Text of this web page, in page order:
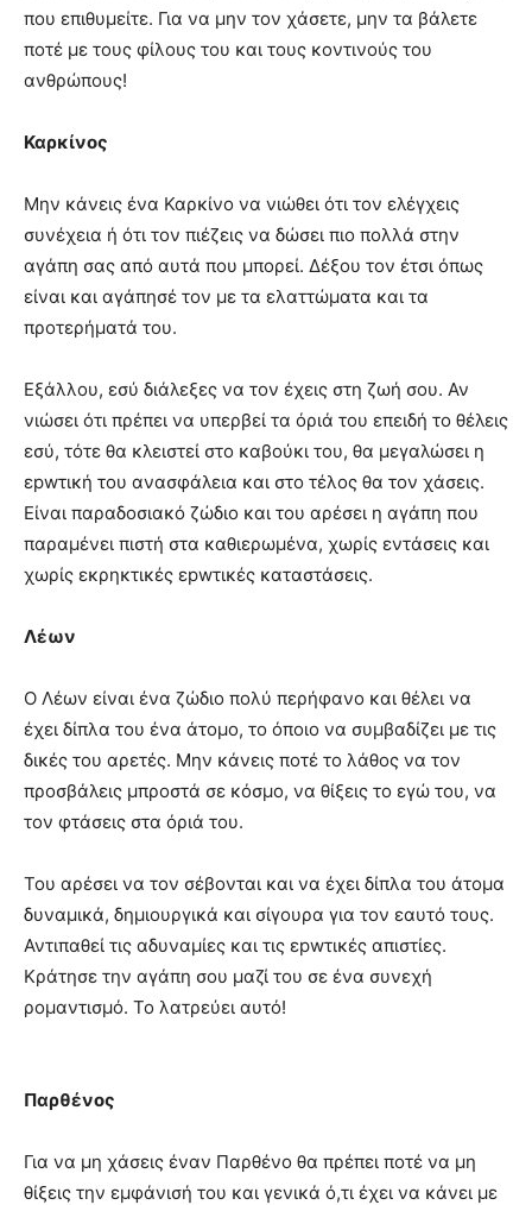
που επιθυμείτε. Για να μην τον χάσετε, μην τα βάλετε
ποτέ με τους φίλους του και τους κοντινούς του
ανθρώπους!
Καρκίνος
Μην κάνεις ένα Καρκίνο να νιώθει ότι τον ελέγχεις
συνέχεια ή ότι τον πιέζεις να δώσει πιο πολλά στην
αγάπη σας από αυτά που μπορεί. Δέξου τον έτσι όπως
είναι και αγάπησέ τον με τα ελαττώματα και τα
προτερήματά του.
Εξάλλου, εσύ διάλεξες να τον έχεις στη ζωή σου. Αν
νιώσει ότι πρέπει να υπερβεί τα όριά του επειδή το θέλεις
εσύ, τότε θα κλειστεί στο καβούκι του, θα μεγαλώσει η
εpwτική του ανασφάλεια και στο τέλος θα τον χάσεις.
Είναι παραδοσιακό ζώδιο και του αρέσει η αγάπη που
παραμένει πιστή στα καθιερωμένα, χωρίς εντάσεις και
χωρίς εκρηκτικές εpwτικές καταστάσεις.
Λέων
Ο Λέων είναι ένα ζώδιο πολύ περήφανο και θέλει να
έχει δίπλα του ένα άτομο, το όποιο να συμβαδίζει με τις
δικές του αρετές. Μην κάνεις ποτέ το λάθος να τον
προσβάλεις μπροστά σε κόσμο, να θίξεις το εγώ του, να
τον φτάσεις στα όριά του.
Του αρέσει να τον σέβονται και να έχει δίπλα του άτομα
δυναμικά, δημιουργικά και σίγουρα για τον εαυτό τους.
Αντιπαθεί τις αδυναμίες και τις εpwτικές απιστίες.
Κράτησε την αγάπη σου μαζί του σε ένα συνεχή
ρομαντισμό. Το λατρεύει αυτό!
Παρθένος
Για να μη χάσεις έναν Παρθένο θα πρέπει ποτέ να μη
θίξεις την εμφάνισή του και γενικά ό,τι έχει να κάνει με